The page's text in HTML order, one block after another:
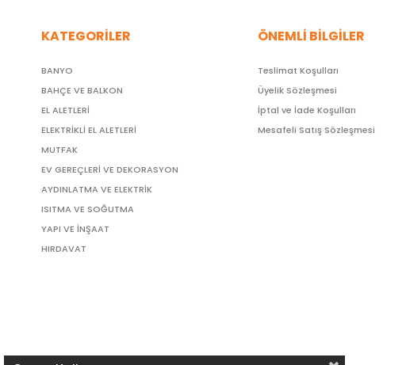
KATEGORİLER
BANYO
BAHÇE VE BALKON
EL ALETLERİ
ELEKTRİKLİ EL ALETLERİ
MUTFAK
EV GEREÇLERİ VE DEKORASYON
AYDINLATMA VE ELEKTRİK
ISITMA VE SOĞUTMA
YAPI VE İNŞAAT
HIRDAVAT
ÖNEMLİ BİLGİLER
Teslimat Koşulları
Üyelik Sözleşmesi
İptal ve İade Koşulları
Mesafeli Satış Sözleşmesi